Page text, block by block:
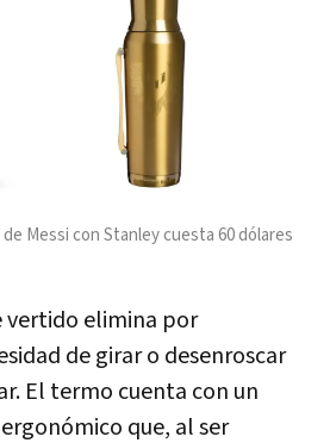
Messi con Stanley cuesta 60 dólares
vertido elimina por
de girar o desenroscar
El termo cuenta con un
que, al ser